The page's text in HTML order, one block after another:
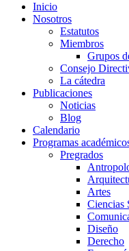
Inicio
Nosotros
Estatutos
Miembros
Grupos
Consejo
La cátedra
Publicaciones
Noticias
Blog
Calendario
Programas
Pregrados
Artes
Ciencias
Diseño
Derecho